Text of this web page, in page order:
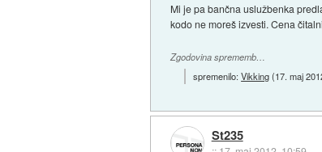
Mi je pa bančna uslužbenka
kodo ne moreš izvesti. Cena
Zgodovina sprememb…
spremenilo:Vikking(17. maj
St235